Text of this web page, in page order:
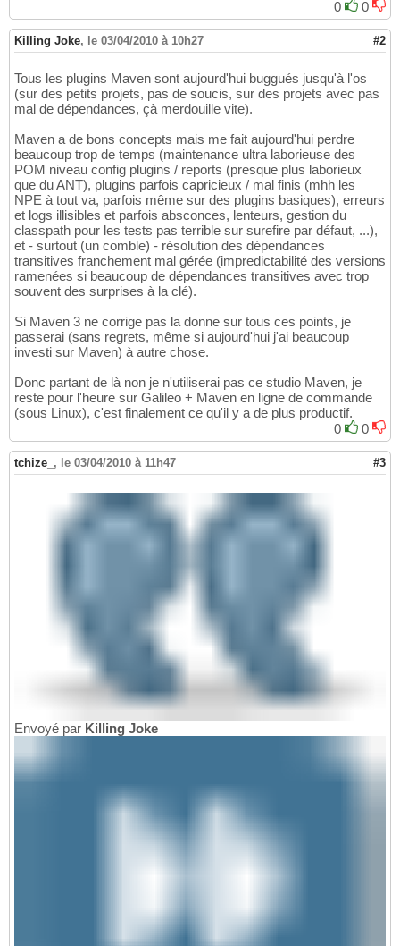
0
0
Killing Joke, le 03/04/2010 à 10h27 #2
Tous les plugins Maven sont aujourd'hui buggués jusqu'à l'os
(sur des petits projets, pas de soucis, sur des projets avec pas
mal de dépendances, çà merdouille vite).
Maven a de bons concepts mais me fait aujourd'hui perdre
beaucoup trop de temps (maintenance ultra laborieuse des
POM niveau config plugins / reports (presque plus laborieux
que du ANT), plugins parfois capricieux / mal finis (mhh les
NPE à tout va, parfois même sur des plugins basiques), erreurs
et logs illisibles et parfois absconces, lenteurs, gestion du
classpath pour les tests pas terrible sur surefire par défaut, ...),
et - surtout (un comble) - résolution des dépendances
transitives franchement mal gérée (impredictabilité des versions
ramenées si beaucoup de dépendances transitives avec trop
souvent des surprises à la clé).
Si Maven 3 ne corrige pas la donne sur tous ces points, je
passerai (sans regrets, même si aujourd'hui j'ai beaucoup
investi sur Maven) à autre chose.
Donc partant de là non je n'utiliserai pas ce studio Maven, je
reste pour l'heure sur Galileo + Maven en ligne de commande
(sous Linux), c'est finalement ce qu'il y a de plus productif.
0
0
tchize_ , le 03/04/2010 à 11h47 #3
Envoyé par Killing Joke